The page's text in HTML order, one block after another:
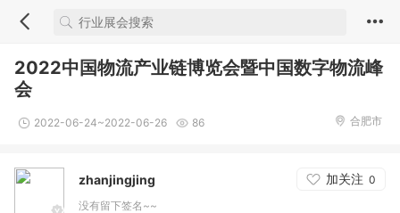
2022中国物流产业链博览会暨中国数字物流峰
会
2022-06-24~2022-06-26 86 合肥市
zhanjingjing 加关注 0
没有留下签名~~